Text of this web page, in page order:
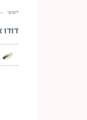
ראשי
דודו